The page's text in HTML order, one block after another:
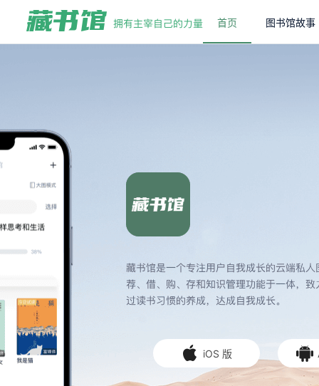
首页 图书馆故事
iOS 版